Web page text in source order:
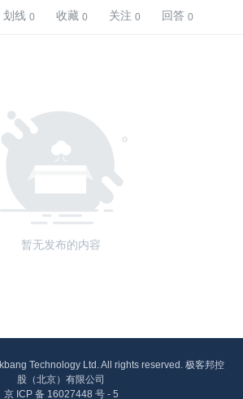
划线 收藏 关注 回答
暂无发布的内容
Technology Ltd. All rights reserved. 极客邦控
股（北京）有限公司
京 ICP 备 16027448 号 - 5